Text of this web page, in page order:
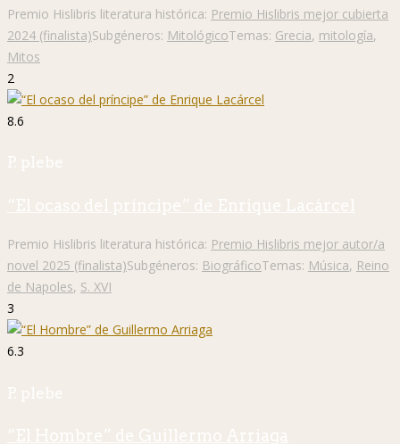
Premio Hislibris literatura histórica: Premio Hislibris mejor cubierta
2024 (finalista)Subgéneros: MitológicoTemas: Grecia, mitología,
Mitos
2
8.6
P. plebe
“El ocaso del príncipe” de Enrique Lacárcel
Premio Hislibris literatura histórica: Premio Hislibris mejor autor/a
novel 2025 (finalista)Subgéneros: BiográficoTemas: Música, Reino
de Napoles, S. XVI
3
6.3
P. plebe
“El Hombre” de Guillermo Arriaga